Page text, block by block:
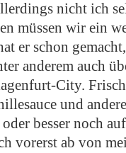
nicht ich
müssen wir ein
er schon
anderem auch
City.
und
besser noch
vorerst ab von